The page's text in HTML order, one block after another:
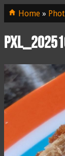
Home »